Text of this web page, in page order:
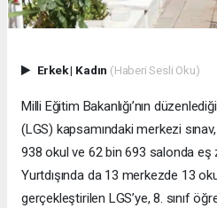
Erkek| Kadın (Haberi Sesli Oku)
Milli Eğitim Bakanlığı’nın
(LGS) kapsamındaki merkezi
938 okul ve 62 bin 693 salonda eş
Yurtdışında da 13 merkezde 13
gerçekleştirilen LGS’ye, 8. sınıf